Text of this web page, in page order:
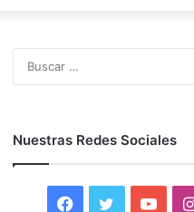
Nuestras Redes Sociales
F
Y